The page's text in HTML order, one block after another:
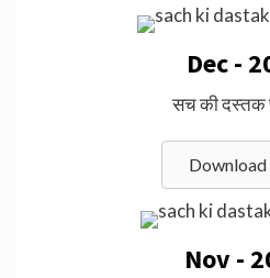
Dec -
सच की दस्तक
Download
Nov -